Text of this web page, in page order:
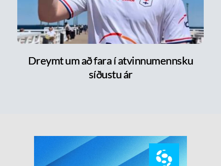
Dreymt um að fara í atvinnumennsku
síðustu ár